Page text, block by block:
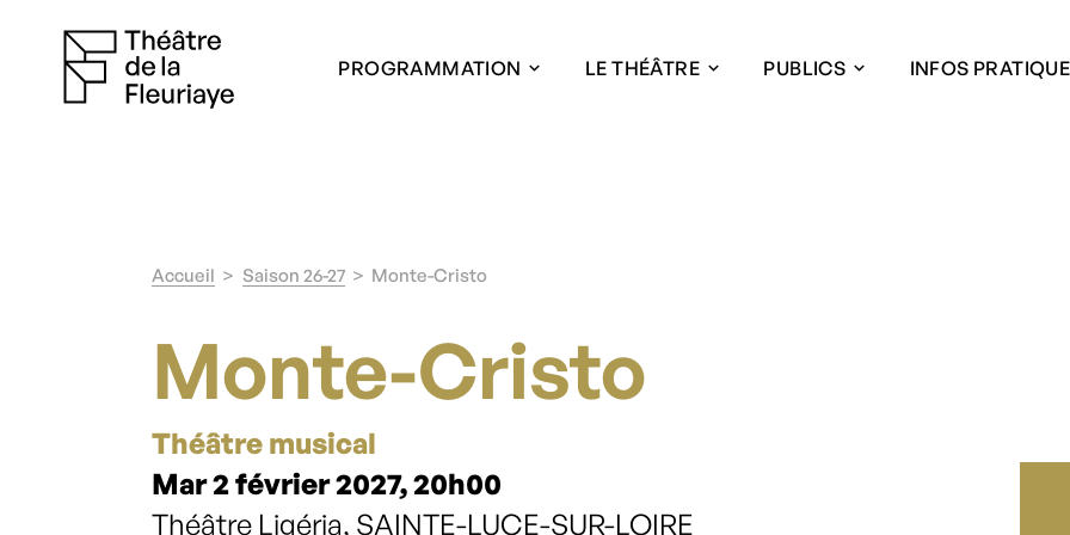
PROGRAMMATION LE THÉÂTRE PUBLICS INFOS
Accueil Saison 26-27 Monte-Cristo
Monte-Cristo
Théâtre musical
Mar 2 février 2027, 20h00
Théâtre Ligéria, SAINTE-LUCE-SUR-LOIRE